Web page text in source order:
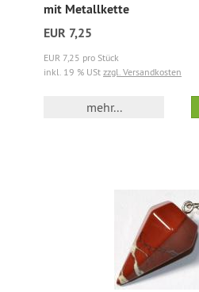
mit Metallkette
EUR 7,25
EUR 7,25 pro Stück
inkl. 19 % USt zzgl. Versandkosten
mehr...